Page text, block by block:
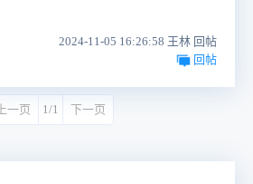
2024-11-05 16:26:58 王林 回帖
回帖
上一页 1/1 下一页